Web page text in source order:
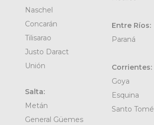
Naschel
Concarán
Tilisarao
Justo Daract
Unión
Salta:
Metán
General Güemes
Entre Ríos:
Paraná
Corrientes:
Goya
Esquina
Santo Tomé